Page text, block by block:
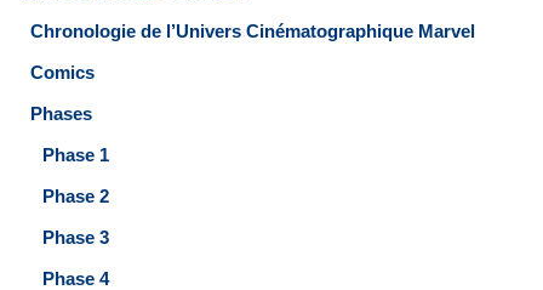
Chronologie de l’Univers Cinématographique Marvel
Comics
Phases
Phase 1
Phase 2
Phase 3
Phase 4